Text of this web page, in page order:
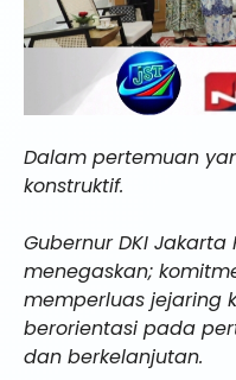
Dalam pertemuan
konstruktif.
Gubernur DKI
menegaskan;
memperluas jejaring
berorientasi pada
dan berkelanjutan.